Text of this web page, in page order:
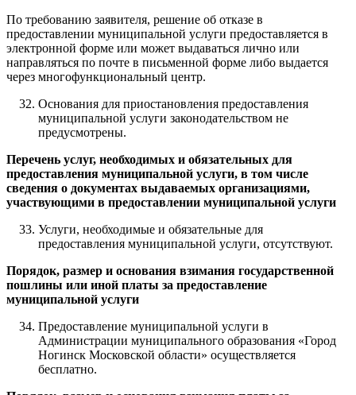
По требованию заявителя, решение об отказе в
предоставлении муниципальной услуги предоставляется в
электронной форме или может выдаваться лично или
направляться по почте в письменной форме либо выдается
через многофункциональный центр.
Основания для приостановления предоставления
муниципальной услуги законодательством не
предусмотрены.
Перечень услуг, необходимых и обязательных для
предоставления муниципальной услуги, в том числе
сведения о документах выдаваемых организациями,
участвующими в предоставлении муниципальной услуги
Услуги, необходимые и обязательные для
предоставления муниципальной услуги, отсутствуют.
Порядок, размер и основания взимания государственной
пошлины или иной платы за предоставление
муниципальной услуги
Предоставление муниципальной услуги в
Администрации муниципального образования «Город
Ногинск Московской области» осуществляется
бесплатно.